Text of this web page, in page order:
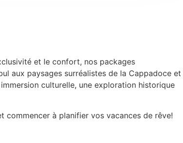
et le confort, nos packages
aux paysages surréalistes de la Cappadoce et
culturelle, une exploration historique
commencer à planifier vos vacances de rêve!